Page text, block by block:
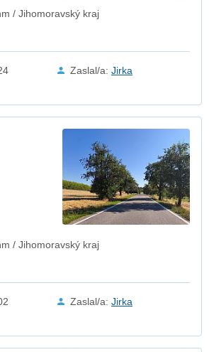
/ Jihomoravský kraj
Zaslal/a: Jirka
/ Jihomoravský kraj
Zaslal/a: Jirka